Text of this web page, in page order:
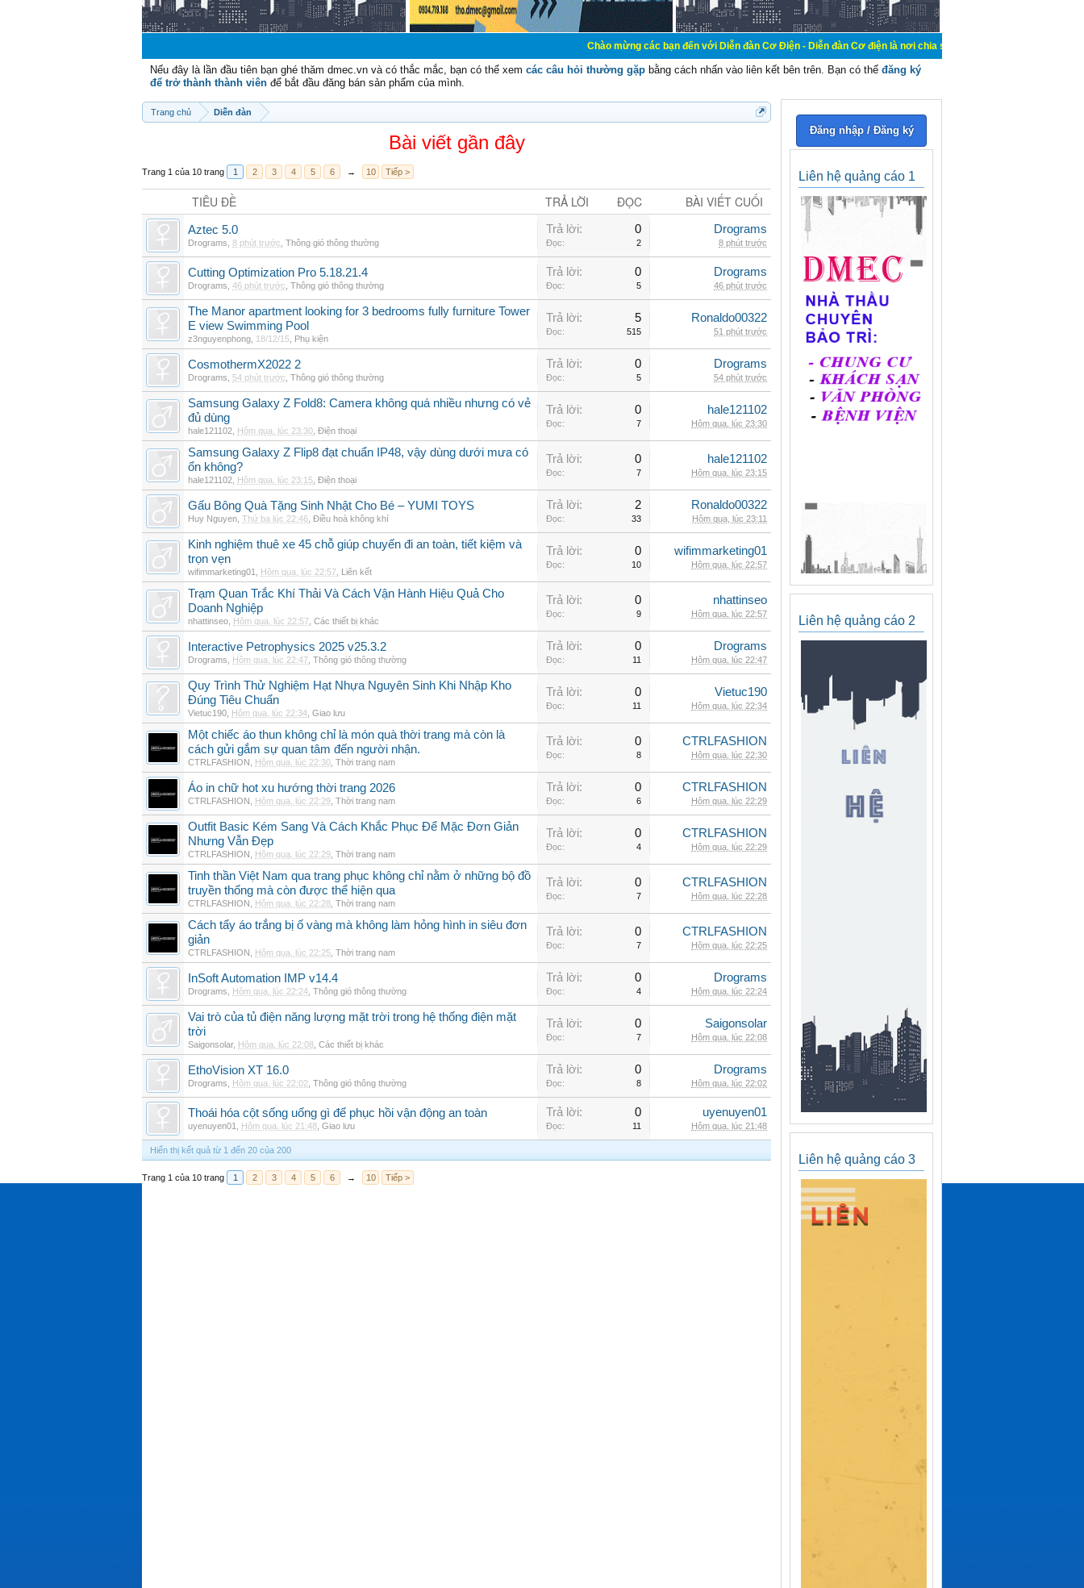
Chào mừng các bạn đến với Diễn đàn Cơ Điện - Diễn đàn Cơ điện là nơi chia sẽ kiến thức kinh nghiệm trong lãnh vực
Nếu đây là lần đầu tiên bạn ghé thăm dmec.vn và có thắc mắc, bạn có thể xem các câu hỏi thường gặp bằng cách nhấn vào liên kết bên trên. Bạn có thể đăng ký
để trở thành thành viên để bắt đầu đăng bán sản phẩm của mình.
Trang chủ Diễn đàn
Bài viết gần đây
Trang 1 của 10 trang 1 2 3 4 5 6 → 10 Tiếp >
TIÊU ĐỀ TRẢ LỜI ĐỌC BÀI VIẾT CUỐI
Aztec 5.0
Drograms 8 phút trước Thông gió thông thường
Trả lời: 0
Đọc: 2
Drograms
8 phút trước
Cutting Optimization Pro 5.18.21.4
Drograms 46 phút trước Thông gió thông thường
Trả lời: 0
Đọc: 5
Drograms
46 phút trước
The Manor apartment looking for 3 bedrooms fully furniture Tower
E view Swimming Pool
z3nguyenphong 18/12/15 Phụ kiện
Trả lời: 5
Đọc: 515
Ronaldo00322
51 phút trước
CosmothermX2022 2
Drograms 54 phút trước Thông gió thông thường
Trả lời: 0
Đọc: 5
Drograms
54 phút trước
Samsung Galaxy Z Fold8: Camera không quá nhiều nhưng có vẻ
đủ dùng
hale121102 Hôm qua, lúc 23:30 Điện thoại
Trả lời: 0
Đọc: 7
hale121102
Hôm qua, lúc 23:30
Samsung Galaxy Z Flip8 đạt chuẩn IP48, vậy dùng dưới mưa có
ổn không?
hale121102 Hôm qua, lúc 23:15 Điện thoại
Trả lời: 0
Đọc: 7
hale121102
Hôm qua, lúc 23:15
Gấu Bông Quà Tặng Sinh Nhật Cho Bé – YUMI TOYS
Huy Nguyen Thứ ba lúc 22:46 Điều hoà không khí
Trả lời: 2
Đọc: 33
Ronaldo00322
Hôm qua, lúc 23:11
Kinh nghiệm thuê xe 45 chỗ giúp chuyến đi an toàn, tiết kiệm và
trọn vẹn
wifimmarketing01 Hôm qua, lúc 22:57 Liên kết
Trả lời: 0
Đọc: 10
wifimmarketing01
Hôm qua, lúc 22:57
Trạm Quan Trắc Khí Thải Và Cách Vận Hành Hiệu Quả Cho
Doanh Nghiệp
nhattinseo Hôm qua, lúc 22:57 Các thiết bị khác
Trả lời: 0
Đọc: 9
nhattinseo
Hôm qua, lúc 22:57
Interactive Petrophysics 2025 v25.3.2
Drograms Hôm qua, lúc 22:47 Thông gió thông thường
Trả lời: 0
Đọc: 11
Drograms
Hôm qua, lúc 22:47
Quy Trình Thử Nghiệm Hạt Nhựa Nguyên Sinh Khi Nhập Kho
Đúng Tiêu Chuẩn
Vietuc190 Hôm qua, lúc 22:34 Giao lưu
Trả lời: 0
Đọc: 11
Vietuc190
Hôm qua, lúc 22:34
Một chiếc áo thun không chỉ là món quà thời trang mà còn là
cách gửi gắm sự quan tâm đến người nhận.
CTRLFASHION Hôm qua, lúc 22:30 Thời trang nam
Trả lời: 0
Đọc: 8
CTRLFASHION
Hôm qua, lúc 22:30
Áo in chữ hot xu hướng thời trang 2026
CTRLFASHION Hôm qua, lúc 22:29 Thời trang nam
Trả lời: 0
Đọc: 6
CTRLFASHION
Hôm qua, lúc 22:29
Outfit Basic Kém Sang Và Cách Khắc Phục Để Mặc Đơn Giản
Nhưng Vẫn Đẹp
CTRLFASHION Hôm qua, lúc 22:29 Thời trang nam
Trả lời: 0
Đọc: 4
CTRLFASHION
Hôm qua, lúc 22:29
Tinh thần Việt Nam qua trang phục không chỉ nằm ở những bộ đồ
truyền thống mà còn được thể hiện qua
CTRLFASHION Hôm qua, lúc 22:28 Thời trang nam
Trả lời: 0
Đọc: 7
CTRLFASHION
Hôm qua, lúc 22:28
Cách tẩy áo trắng bị ố vàng mà không làm hỏng hình in siêu đơn
giản
CTRLFASHION Hôm qua, lúc 22:25 Thời trang nam
Trả lời: 0
Đọc: 7
CTRLFASHION
Hôm qua, lúc 22:25
InSoft Automation IMP v14.4
Drograms Hôm qua, lúc 22:24 Thông gió thông thường
Trả lời: 0
Đọc: 4
Drograms
Hôm qua, lúc 22:24
Vai trò của tủ điện năng lượng mặt trời trong hệ thống điện mặt
trời
Saigonsolar, Hôm qua, lúc 22:08 Các thiết bị khác
Trả lời: 0
Đọc: 7
Saigonsolar
Hôm qua, lúc 22:08
EthoVision XT 16.0
Drograms Hôm qua, lúc 22:02 Thông gió thông thường
Trả lời: 0
Đọc: 8
Drograms
Hôm qua, lúc 22:02
Thoái hóa cột sống uống gì để phục hồi vận động an toàn
uyenuyen01 Hôm qua, lúc 21:48 Giao lưu
Trả lời: 0
Đọc: 11
uyenuyen01
Hôm qua, lúc 21:48
Hiển thị kết quả từ 1 đến 20 của 200
Trang 1 của 10 trang 1 2 3 4 5 6 → 10 Tiếp >
Đăng nhập / Đăng ký
Liên hệ quảng cáo 1
Liên hệ quảng cáo 2
Liên hệ quảng cáo 3